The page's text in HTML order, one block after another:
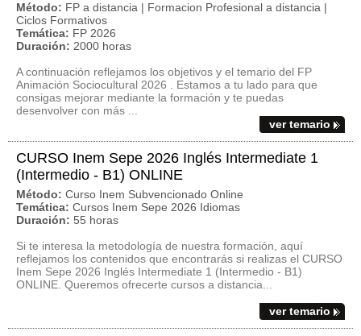
Método: FP a distancia | Formacion Profesional a distancia |
Ciclos Formativos
Temática: FP 2026
Duración: 2000 horas
A continuación reflejamos los objetivos y el temario del FP
Animación Sociocultural 2026 . Estamos a tu lado para que
consigas mejorar mediante la formación y te puedas
desenvolver con más ...
ver temario
CURSO Inem Sepe 2026 Inglés Intermediate 1
(Intermedio - B1) ONLINE
Método: Curso Inem Subvencionado Online
Temática: Cursos Inem Sepe 2026 Idiomas
Duración: 55 horas
Si te interesa la metodología de nuestra formación, aquí
reflejamos los contenidos que encontrarás si realizas el CURSO
Inem Sepe 2026 Inglés Intermediate 1 (Intermedio - B1)
ONLINE. Queremos ofrecerte cursos a distancia...
ver temario